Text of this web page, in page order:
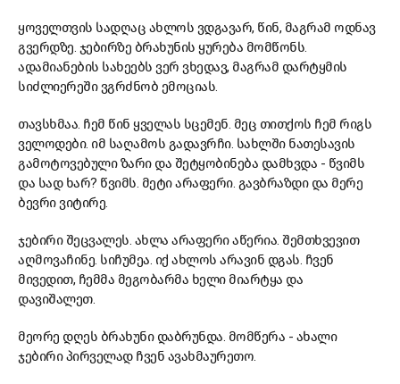
ყოველთვის სადღაც ახლოს ვდგავარ, წინ, მაგრამ ოდნავ
გვერდზე. ჯებირზე ბრახუნის ყურება მომწონს.
ადამიანების სახეებს ვერ ვხედავ, მაგრამ დარტყმის
სიძლიერეში ვგრძნობ ემოციას.
თავსხმაა. ჩემ წინ ყველას სცემენ. მეც თითქოს ჩემ რიგს
ველოდები. იმ საღამოს გადავრჩი. სახლში ნათესავის
გამოტოვებული ზარი და შეტყობინება დამხვდა - წვიმს
და სად ხარ? წვიმს. მეტი არაფერი. გავბრაზდი და მერე
ბევრი ვიტირე.
ჯებირი შეცვალეს. ახლა არაფერი აწერია. შემთხვევით
აღმოვაჩინე. სიჩუმეა. იქ ახლოს არავინ დგას. ჩვენ
მივედით, ჩემმა მეგობარმა ხელი მიარტყა და
დავიშალეთ.
მეორე დღეს ბრახუნი დაბრუნდა. მომწერა - ახალი
ჯებირი პირველად ჩვენ ავახმაურეთო.